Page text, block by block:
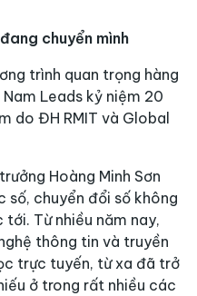
chuyển mình
trình quan trọng hàng
Leads kỷ niệm 20
do ĐH RMIT và Global
Hoàng Minh Sơn
số, chuyển đổi số không
Từ nhiều năm nay,
thông tin và truyền
trực tuyến, từ xa đã trở
ở trong rất nhiều các